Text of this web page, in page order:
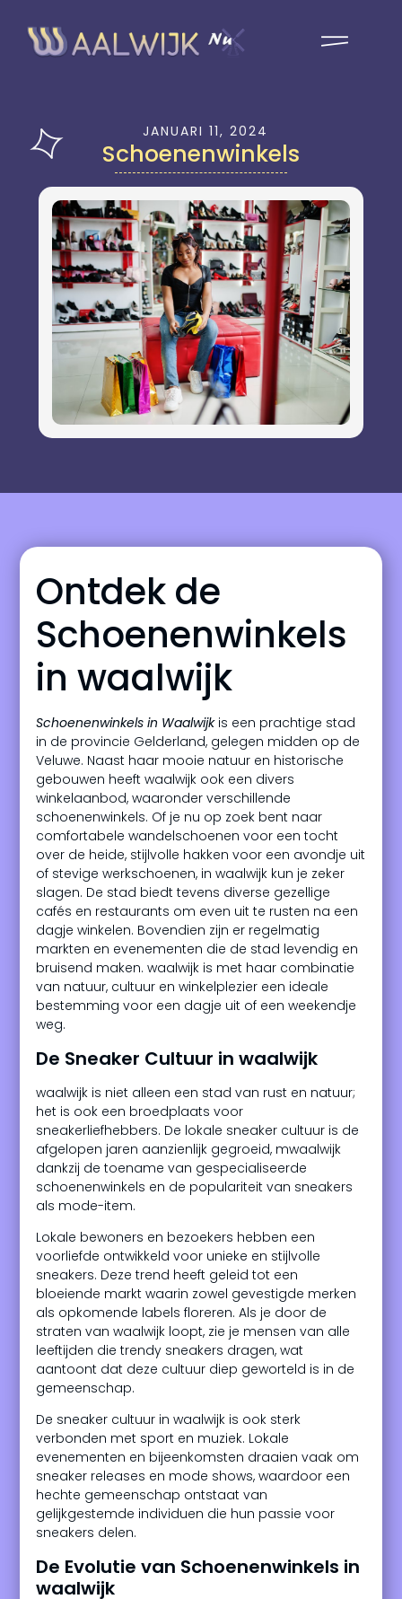
JANUARI 11, 2024
Schoenenwinkels
Ontdek de
Schoenenwinkels
in waalwijk
Schoenenwinkels in Waalwijkis een prachtige stad
in de provincie Gelderland, gelegen midden op de
Veluwe. Naast haar mooie natuur en historische
gebouwen heeft waalwijk ook een divers
winkelaanbod, waaronder verschillende
schoenenwinkels. Of je nu op zoek bent naar
comfortabele wandelschoenen voor een tocht
over de heide, stijlvolle hakken voor een avondje uit
of stevige werkschoenen, in waalwijk kun je zeker
slagen. De stad biedt tevens diverse gezellige
cafés en restaurants om even uit te rusten na een
dagje winkelen. Bovendien zijn er regelmatig
markten en evenementen die de stad levendig en
bruisend maken. waalwijk is met haar combinatie
van natuur, cultuur en winkelplezier een ideale
bestemming voor een dagje uit of een weekendje
weg.
De Sneaker Cultuur in waalwijk
waalwijk is niet alleen een stad van rust en natuur;
het is ook een broedplaats voor
sneakerliefhebbers. De lokale sneaker cultuur is de
afgelopen jaren aanzienlijk gegroeid, mwaalwijk
dankzij de toename van gespecialiseerde
schoenenwinkels en de populariteit van sneakers
als mode-item.
Lokale bewoners en bezoekers hebben een
voorliefde ontwikkeld voor unieke en stijlvolle
sneakers. Deze trend heeft geleid tot een
bloeiende markt waarin zowel gevestigde merken
als opkomende labels floreren. Als je door de
straten van waalwijk loopt, zie je mensen van alle
leeftijden die trendy sneakers dragen, wat
aantoont dat deze cultuur diep geworteld is in de
gemeenschap.
De sneaker cultuur in waalwijk is ook sterk
verbonden met sport en muziek. Lokale
evenementen en bijeenkomsten draaien vaak om
sneaker releases en mode shows, waardoor een
hechte gemeenschap ontstaat van
gelijkgestemde individuen die hun passie voor
sneakers delen.
De Evolutie van Schoenenwinkels in
waalwijk